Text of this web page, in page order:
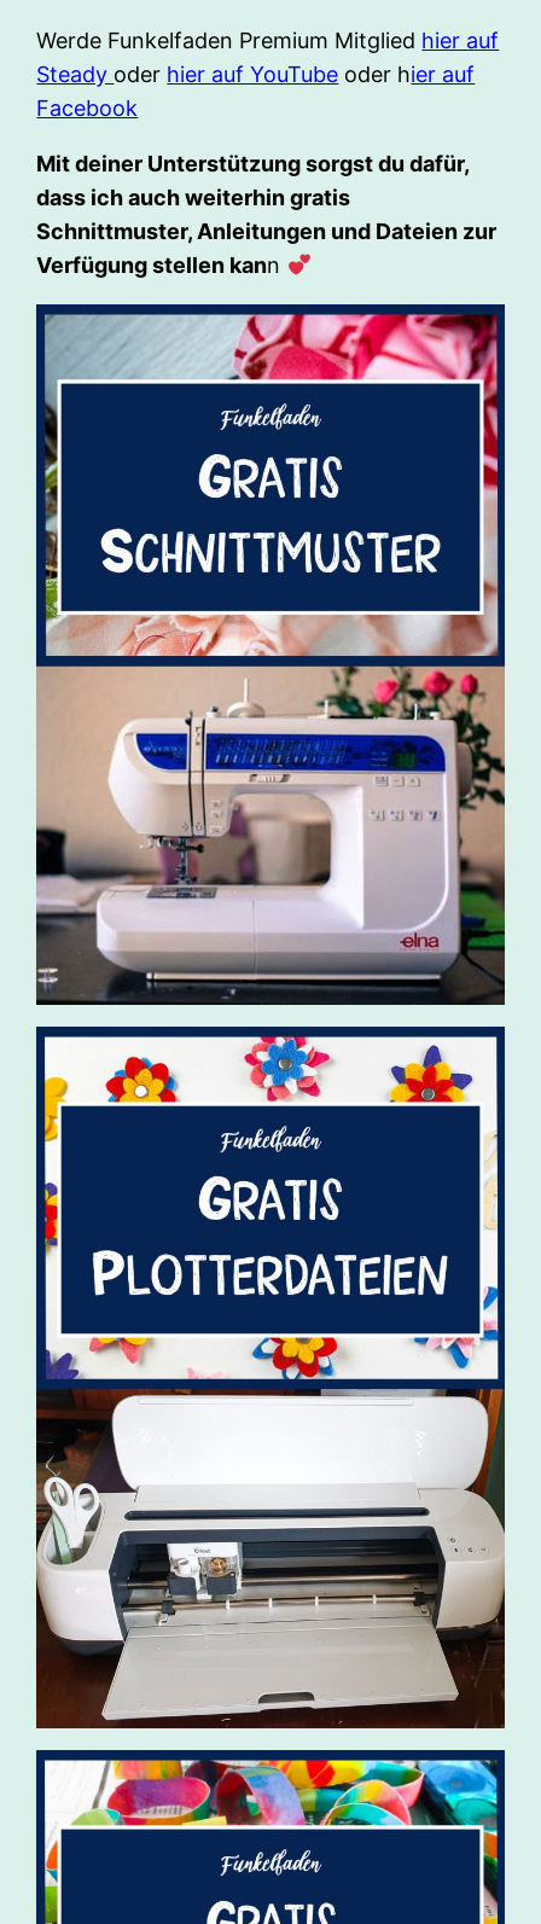
Werde Funkelfaden Premium Mitglied hier auf
Steady oder hier auf YouTube oder hier auf
Facebook
Mit deiner Unterstützung sorgst du dafür,
dass ich auch weiterhin gratis
Schnittmuster, Anleitungen und Dateien zur
Verfügung stellen kann